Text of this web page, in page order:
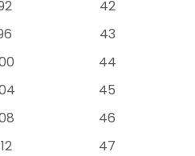
42
43
44
45
46
47